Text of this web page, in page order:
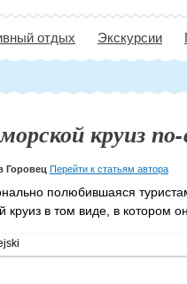
отдых Экскурсии
круиз по-
Горовец Перейти к статьям автора
полюбившаяся
в том виде, в котором